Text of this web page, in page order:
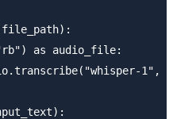
as audio_file:
1",